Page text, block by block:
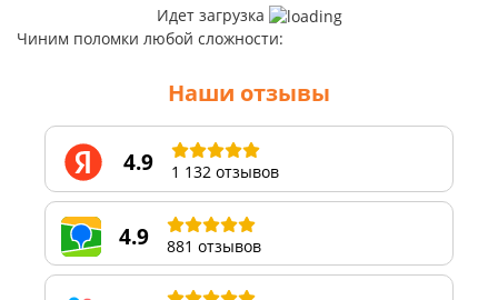
Идет загрузка
Чиним поломки любой сложности:
Наши отзывы
4.9 1 132 отзывов
4.9 881 отзывов